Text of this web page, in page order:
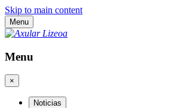
Skip to main content
Menu
Menu
×
Noticias